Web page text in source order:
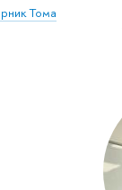
Тома